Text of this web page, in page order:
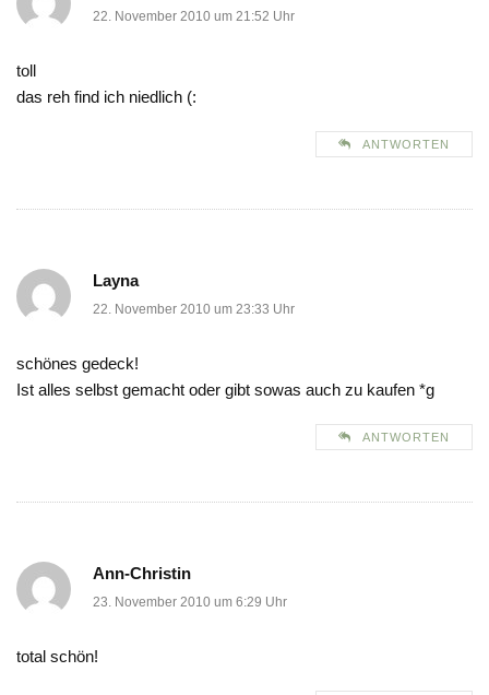
22. November 2010 um 21:52 Uhr
toll
das reh find ich niedlich (:
ANTWORTEN
Layna
22. November 2010 um 23:33 Uhr
schönes gedeck!
Ist alles selbst gemacht oder gibt sowas auch zu kaufen *g
ANTWORTEN
Ann-Christin
23. November 2010 um 6:29 Uhr
total schön!